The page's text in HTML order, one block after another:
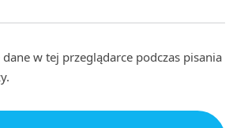
w tej przeglądarce podczas pisania